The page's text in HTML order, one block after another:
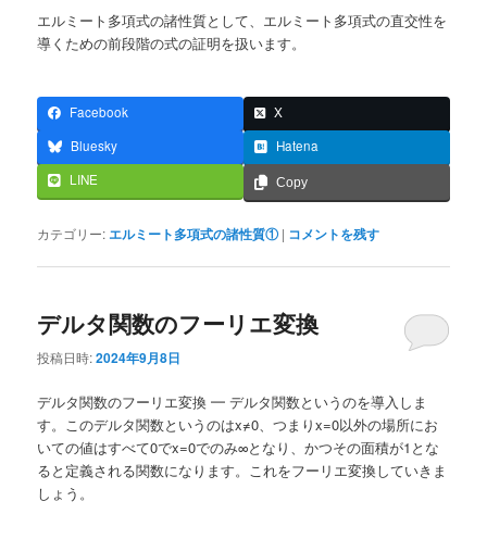
エルミート多項式の諸性質として、エルミート多項式の直交性を
導くための前段階の式の証明を扱います。
Facebook
X
Bluesky
Hatena
LINE
Copy
カテゴリー: エルミート多項式の諸性質① | コメントを残す
デルタ関数のフーリエ変換
投稿日時:2024年9月8日
デルタ関数のフーリエ変換 ━ デルタ関数というのを導入しま
す。このデルタ関数というのはx≠0、つまりx=0以外の場所にお
いての値はすべて0でx=0でのみ∞となり、かつその面積が1とな
ると定義される関数になります。これをフーリエ変換していきま
しょう。